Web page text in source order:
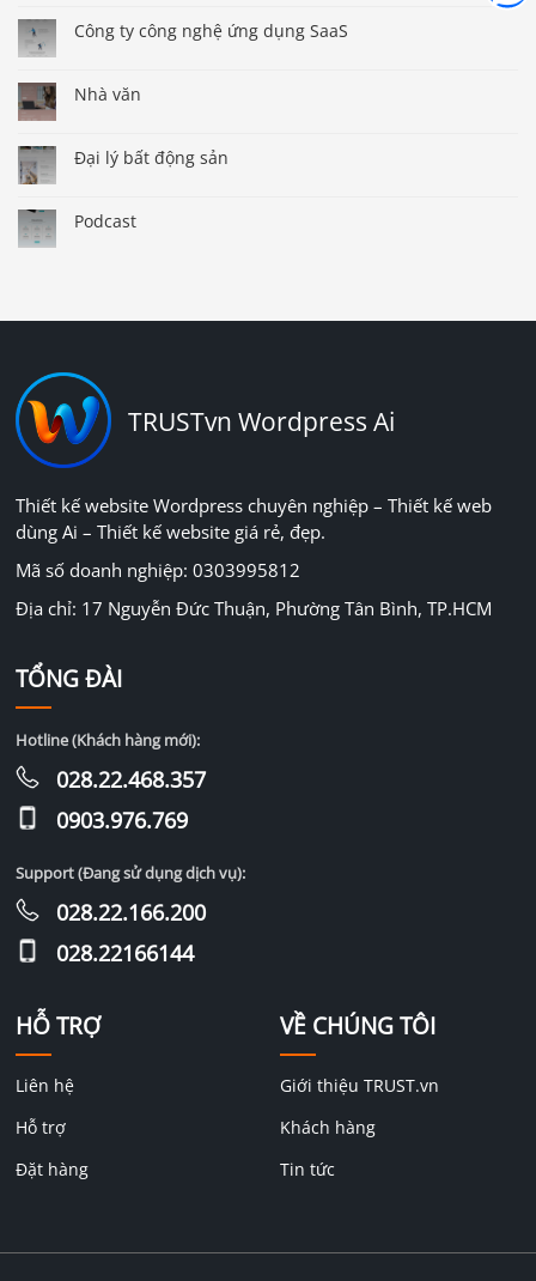
Công ty công nghệ ứng dụng SaaS
Nhà văn
Đại lý bất động sản
Podcast
TRUSTvn Wordpress Ai
Thiết kế website Wordpress chuyên nghiệp – Thiết kế web
dùng Ai – Thiết kế website giá rẻ, đẹp.
Mã số doanh nghiệp: 0303995812
Địa chỉ: 17 Nguyễn Đức Thuận, Phường Tân Bình, TP.HCM
HỖ TRỢ
Liên hệ
Hỗ trợ
Đặt hàng
VỀ CHÚNG TÔI
Giới thiệu TRUST.vn
Khách hàng
Tin tức
TỔNG ĐÀI
Hotline (Khách hàng mới):
028.22.468.357
0903.976.769
Support (Đang sử dụng dịch vụ):
028.22.166.200
028.22166144